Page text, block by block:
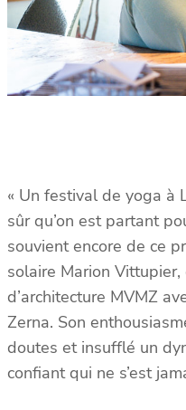
« Un festival de yoga à
sûr qu’on est partant
souvient encore de ce
solaire Marion
d’architecture MVMZ
Zerna. Son
doutes et insufflé un
confiant qui ne s’est